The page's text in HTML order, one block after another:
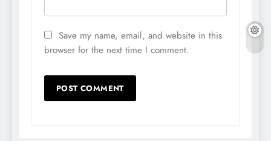
Save my name, email, and website in this
browser for the next time I comment.